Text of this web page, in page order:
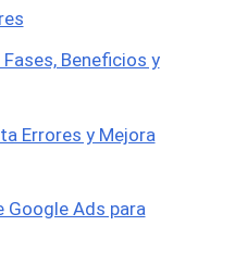
Beneficios y
Errores y Mejora
Google Ads para